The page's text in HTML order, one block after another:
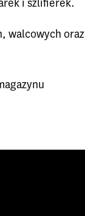
walcowych oraz